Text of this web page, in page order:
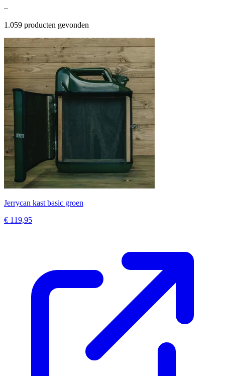
–
1.059 producten gevonden
Jerrycan kast basic groen
€ 119,95